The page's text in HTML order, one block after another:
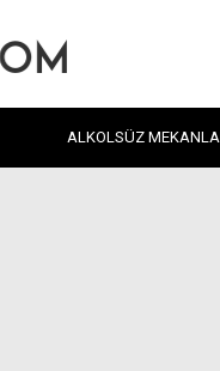
ALKOLSÜZ